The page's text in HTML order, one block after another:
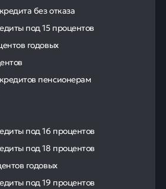
без отказа
под 15 процентов
годовых
пенсионерам
под 16 процентов
под 18 процентов
годовых
под 19 процентов